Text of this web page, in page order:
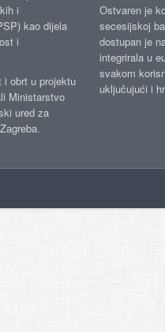
i
kao dijela
i
i obrt u projektu
Ministarstvo
ured za
Ostvaren je
secesijskoj
dostupan je
integrirala u
svakom
uključujući i